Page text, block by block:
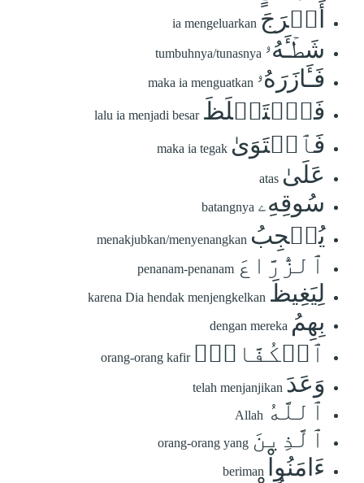
أَخۡرَجَ ia mengeluarkan
شَطۡـَٔهُۥ tumbuhnya/tunasnya
فَـَٔازَرَهُۥ maka ia menguatkan
فَٱسۡتَغۡلَظَ lalu ia menjadi besar
فَٱسۡتَوَىٰ maka ia tegak
عَلَىٰ atas
سُوقِهِۦ batangnya
يُعۡجِبُ menakjubkan/menyenangkan
ٱلزُّرَّاعَ penanam-penanam
لِيَغِيظَ karena Dia hendak menjengkelkan
بِهِمُ dengan mereka
ٱلۡكُفَّارَۗ orang-orang kafir
وَعَدَ telah menjanjikan
ٱللَّهُ Allah
ٱلَّذِينَ orang-orang yang
ءَامَنُواْ beriman